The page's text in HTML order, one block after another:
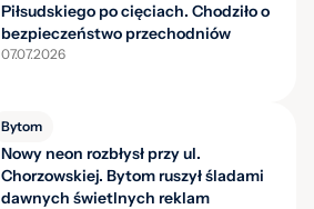
Piłsudskiego po cięciach. Chodziło o
bezpieczeństwo przechodniów
07.07.2026
Bytom
Nowy neon rozbłysł przy ul.
Chorzowskiej. Bytom ruszył śladami
dawnych świetlnych reklam